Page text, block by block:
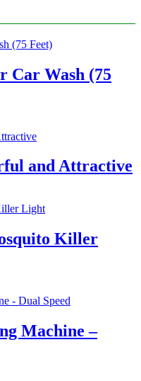
Car Wash (75
and Attractive
Killer
Machine –